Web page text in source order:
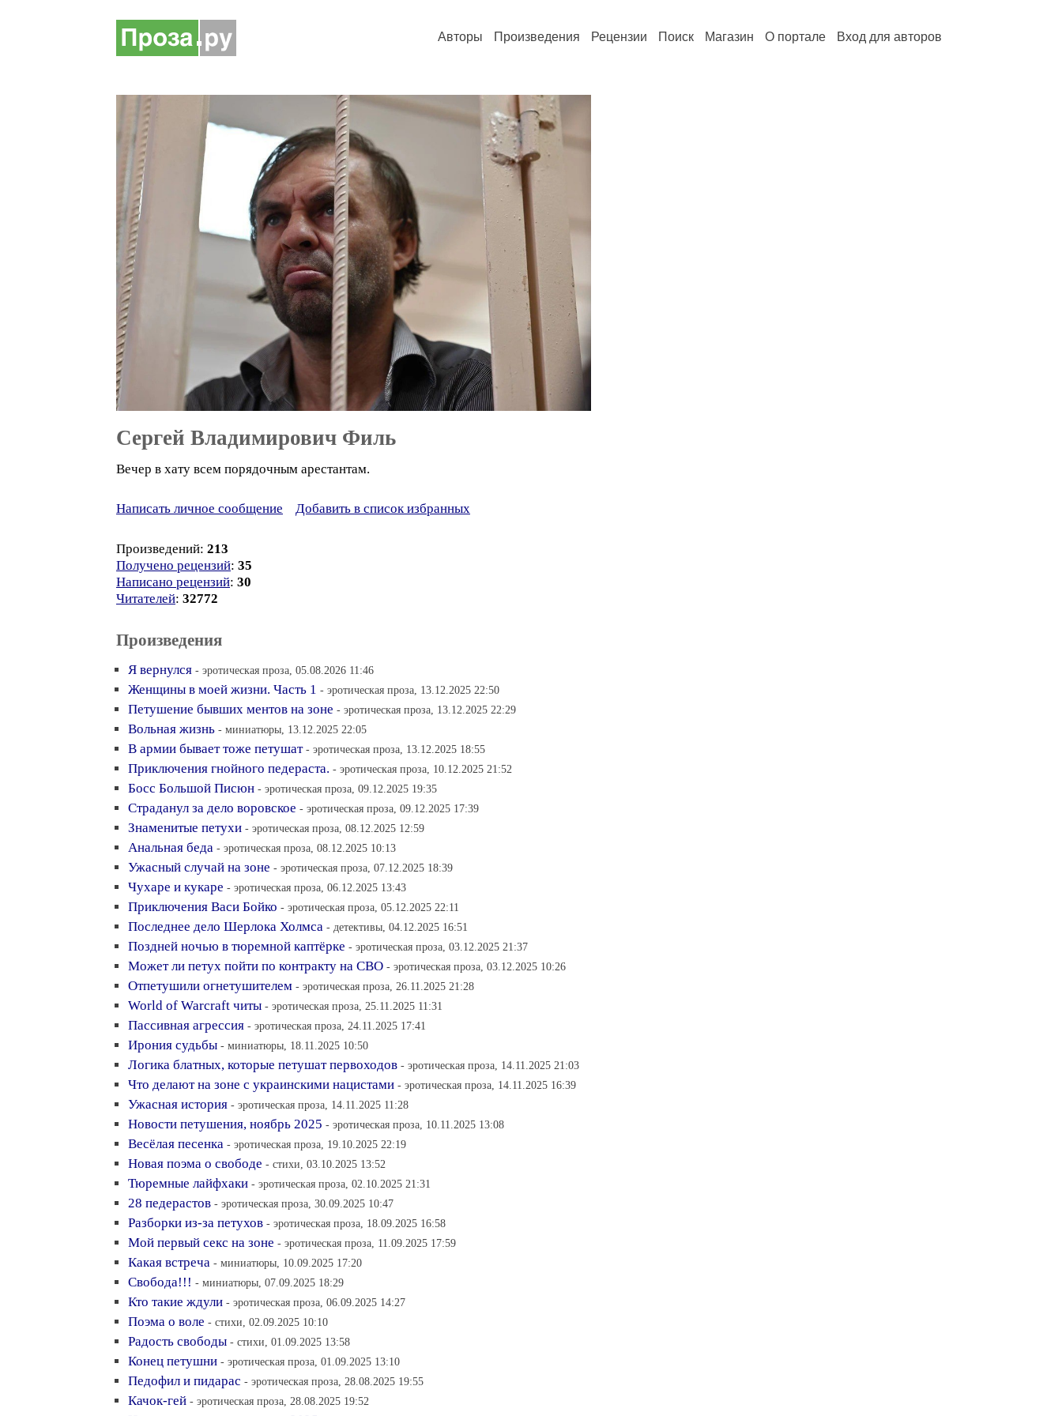
Авторы Произведения Рецензии Поиск Магазин О портале Вход для авторов
Сергей Владимирович Филь
Вечер в хату всем порядочным арестантам.
Написать личное сообщение Добавить в список избранных
Произведений: 213
Получено рецензий: 35
Написано рецензий: 30
Читателей: 32772
Произведения
Я вернулся - эротическая проза, 05.08.2026 11:46
Женщины в моей жизни. Часть 1 - эротическая проза, 13.12.2025 22:50
Петушение бывших ментов на зоне - эротическая проза, 13.12.2025 22:29
Вольная жизнь - миниатюры, 13.12.2025 22:05
В армии бывает тоже петушат - эротическая проза, 13.12.2025 18:55
Приключения гнойного педераста. - эротическая проза, 10.12.2025 21:52
Босс Большой Писюн - эротическая проза, 09.12.2025 19:35
Страданул за дело воровское - эротическая проза, 09.12.2025 17:39
Знаменитые петухи - эротическая проза, 08.12.2025 12:59
Анальная беда - эротическая проза, 08.12.2025 10:13
Ужасный случай на зоне - эротическая проза, 07.12.2025 18:39
Чухаре и кукаре - эротическая проза, 06.12.2025 13:43
Приключения Васи Бойко - эротическая проза, 05.12.2025 22:11
Последнее дело Шерлока Холмса - детективы, 04.12.2025 16:51
Поздней ночью в тюремной каптёрке - эротическая проза, 03.12.2025 21:37
Может ли петух пойти по контракту на СВО - эротическая проза, 03.12.2025 10:26
Отпетушили огнетушителем - эротическая проза, 26.11.2025 21:28
World of Warcraft читы - эротическая проза, 25.11.2025 11:31
Пассивная агрессия - эротическая проза, 24.11.2025 17:41
Ирония судьбы - миниатюры, 18.11.2025 10:50
Логика блатных, которые петушат первоходов - эротическая проза, 14.11.2025 21:03
Что делают на зоне с украинскими нацистами - эротическая проза, 14.11.2025 16:39
Ужасная история - эротическая проза, 14.11.2025 11:28
Новости петушения, ноябрь 2025 - эротическая проза, 10.11.2025 13:08
Весёлая песенка - эротическая проза, 19.10.2025 22:19
Новая поэма о свободе - стихи, 03.10.2025 13:52
Тюремные лайфхаки - эротическая проза, 02.10.2025 21:31
28 педерастов - эротическая проза, 30.09.2025 10:47
Разборки из-за петухов - эротическая проза, 18.09.2025 16:58
Мой первый секс на зоне - эротическая проза, 11.09.2025 17:59
Какая встреча - миниатюры, 10.09.2025 17:20
Свобода!!! - миниатюры, 07.09.2025 18:29
Кто такие ждули - эротическая проза, 06.09.2025 14:27
Поэма о воле - стихи, 02.09.2025 10:10
Радость свободы - стихи, 01.09.2025 13:58
Конец петушни - эротическая проза, 01.09.2025 13:10
Педофил и пидарас - эротическая проза, 28.08.2025 19:55
Качок-гей - эротическая проза, 28.08.2025 19:52